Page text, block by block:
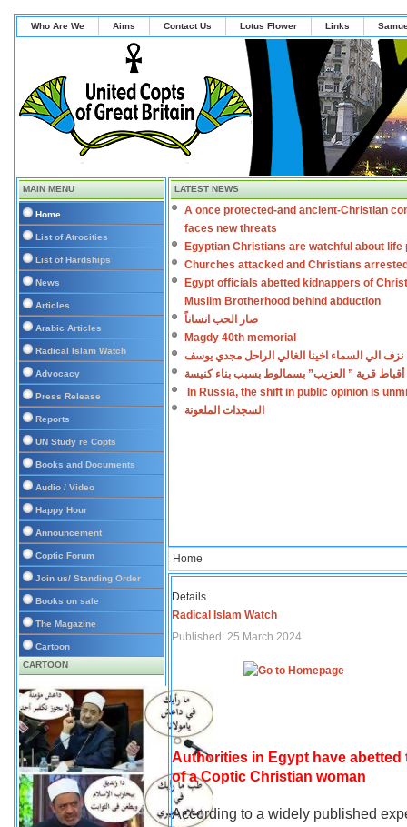
Who Are We Aims Contact Us Lotus Flower Links
MAIN MENU
Home
List of Atrocities
List of Hardships
News
Articles
Arabic Articles
Radical Islam Watch
Advocacy
Press Release
Reports
UN Study re Copts
Books and Documents
Audio / Video
Happy Hour
Announcement
Coptic Forum
Join us/ Standing Order
Books on sale
The Magazine
Cartoon
CARTOON
LATEST NEWS
A once protected-and ancient-Christian
faces new threats
Egyptian Christians are watchful about life
Churches attacked and Christians
Egypt officials abetted kidnappers of
Muslim Brotherhood behind abduction
صار الحب انساناً
Magdy 40th memorial
نزف الي السماء اخينا الغالي الراحل مجدي يوسف
أقباط قرية ” العزيب” بسمالوط بسبب بناء كنيسة
In Russia, the shift in public opinion is
السجدات الملعونة
Home
Details
Radical Islam Watch
Published: 25 March 2024
Authorities in Egypt have
of a Coptic Christian woman
According to a widely published